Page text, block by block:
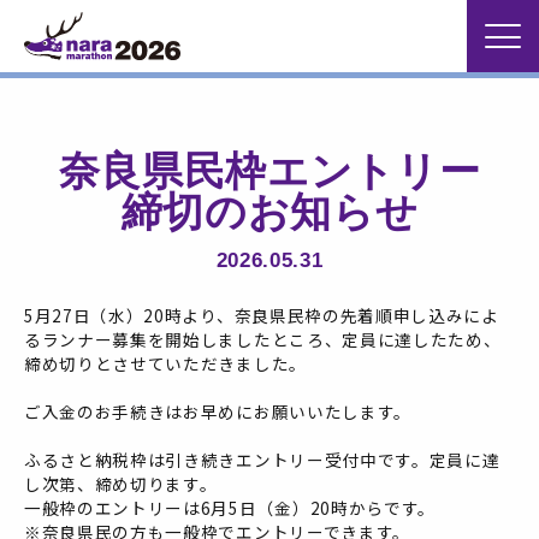
奈良県民枠エントリー
締切のお知らせ
2026.05.31
5月27日（水）20時より、奈良県民枠の先着順申し込みによ
るランナー募集を開始しましたところ、定員に達したため、
締め切りとさせていただきました。
ご入金のお手続きはお早めにお願いいたします。
ふるさと納税枠は引き続きエントリー受付中です。定員に達
し次第、締め切ります。
一般枠のエントリーは6月5日（金）20時からです。
※奈良県民の方も一般枠でエントリーできます。